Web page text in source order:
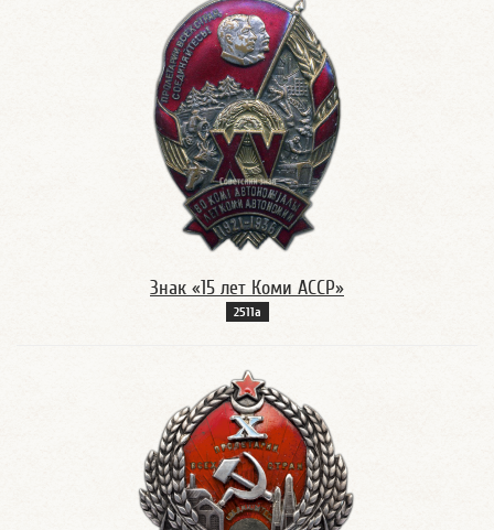
Знак «15 лет Коми АССР»
2511а